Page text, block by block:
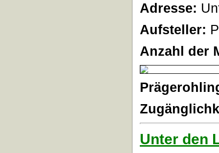
Adresse:
Aufsteller:
Anzahl der
Unter den